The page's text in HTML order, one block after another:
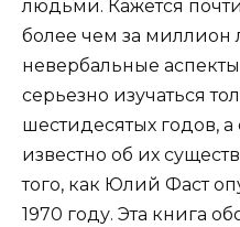
людьми. Кажется
более чем за миллион
невербальные
серьезно изучаться
шестидесятых годов,
известно об их
того, как Юлий Фаст
1970 году. Эта книга